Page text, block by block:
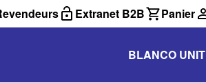
Extranet B2B Panier
BLANCO UNIT